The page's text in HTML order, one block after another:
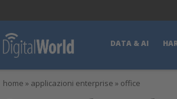
DATA & AI
home » applicazioni enterprise » office